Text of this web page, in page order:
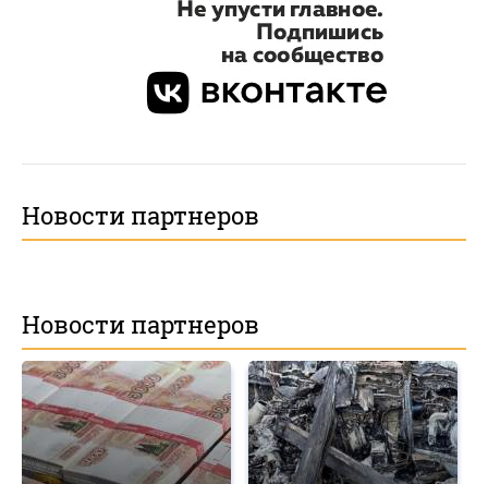
Новости партнеров
Новости партнеров